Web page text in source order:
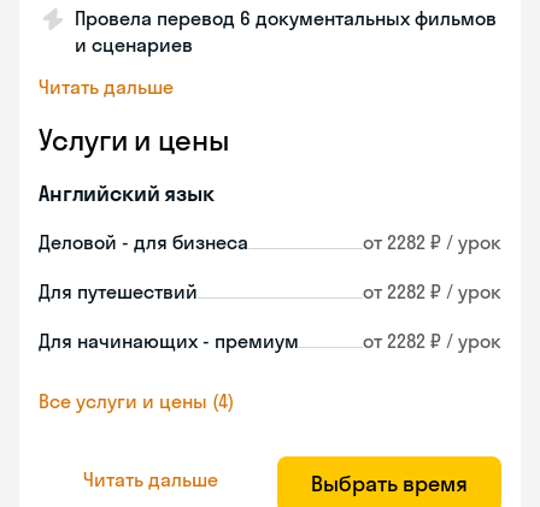
Провела перевод 6 документальных фильмов
и сценариев
Читать дальше
Услуги и цены
Английский язык
Деловой - для бизнеса от 2282 ₽ / урок
Для путешествий от 2282 ₽ / урок
Для начинающих - премиум от 2282 ₽ / урок
Все услуги и цены (4)
Читать дальше Выбрать время